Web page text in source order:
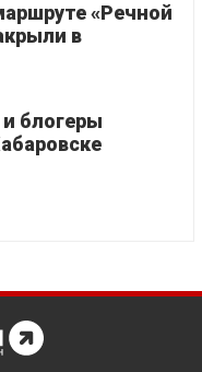
«Речной
в
блогеры